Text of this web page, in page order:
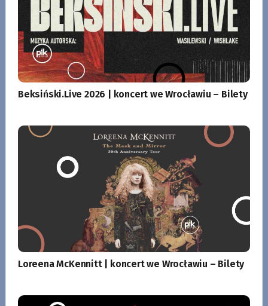
Beksiński.Live 2026 | koncert we Wrocławiu – Bilety
Loreena McKennitt | koncert we Wrocławiu – Bilety